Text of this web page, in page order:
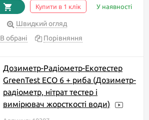
Купити в 1 клік У наявності
Швидкий огляд
В обрані
Порівняння
Дозиметр-Радіометр-Екотестер
GreenTest ECO 6 + риба (Дозиметр-
радіометр, нітрат тестер і
вимірювач жорсткості води)